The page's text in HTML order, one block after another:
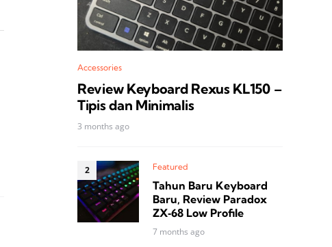
Accessories
Review Keyboard Rexus KL150 –
Tipis dan Minimalis
3 months ago
Featured
Tahun Baru Keyboard
Baru, Review Paradox
ZX‑68 Low Profile
7 months ago